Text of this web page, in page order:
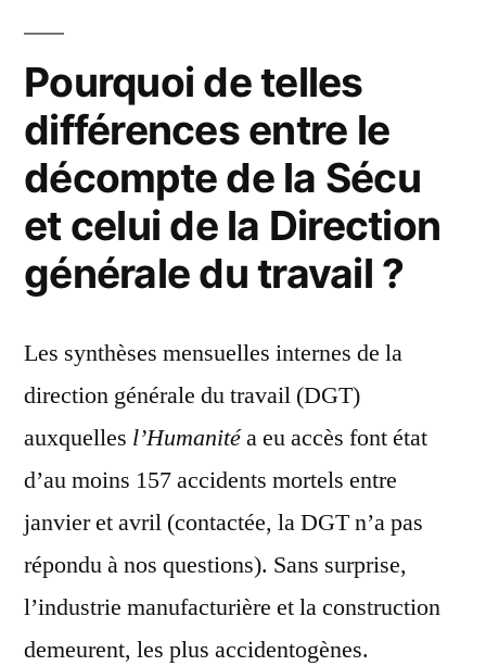
Pourquoi de telles
différences entre le
décompte de la Sécu
et celui de la Direction
générale du travail ?
Les synthèses mensuelles internes de la
direction générale du travail (DGT)
auxquelles l’Humanitéa eu accès font état
d’au moins 157 accidents mortels entre
janvier et avril (contactée, la DGT n’a pas
répondu à nos questions). Sans surprise,
l’industrie manufacturière et la construction
demeurent, les plus accidentogènes.